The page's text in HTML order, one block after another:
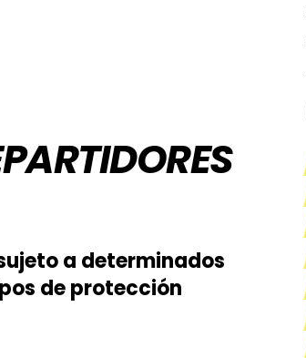
a determinados
de protección